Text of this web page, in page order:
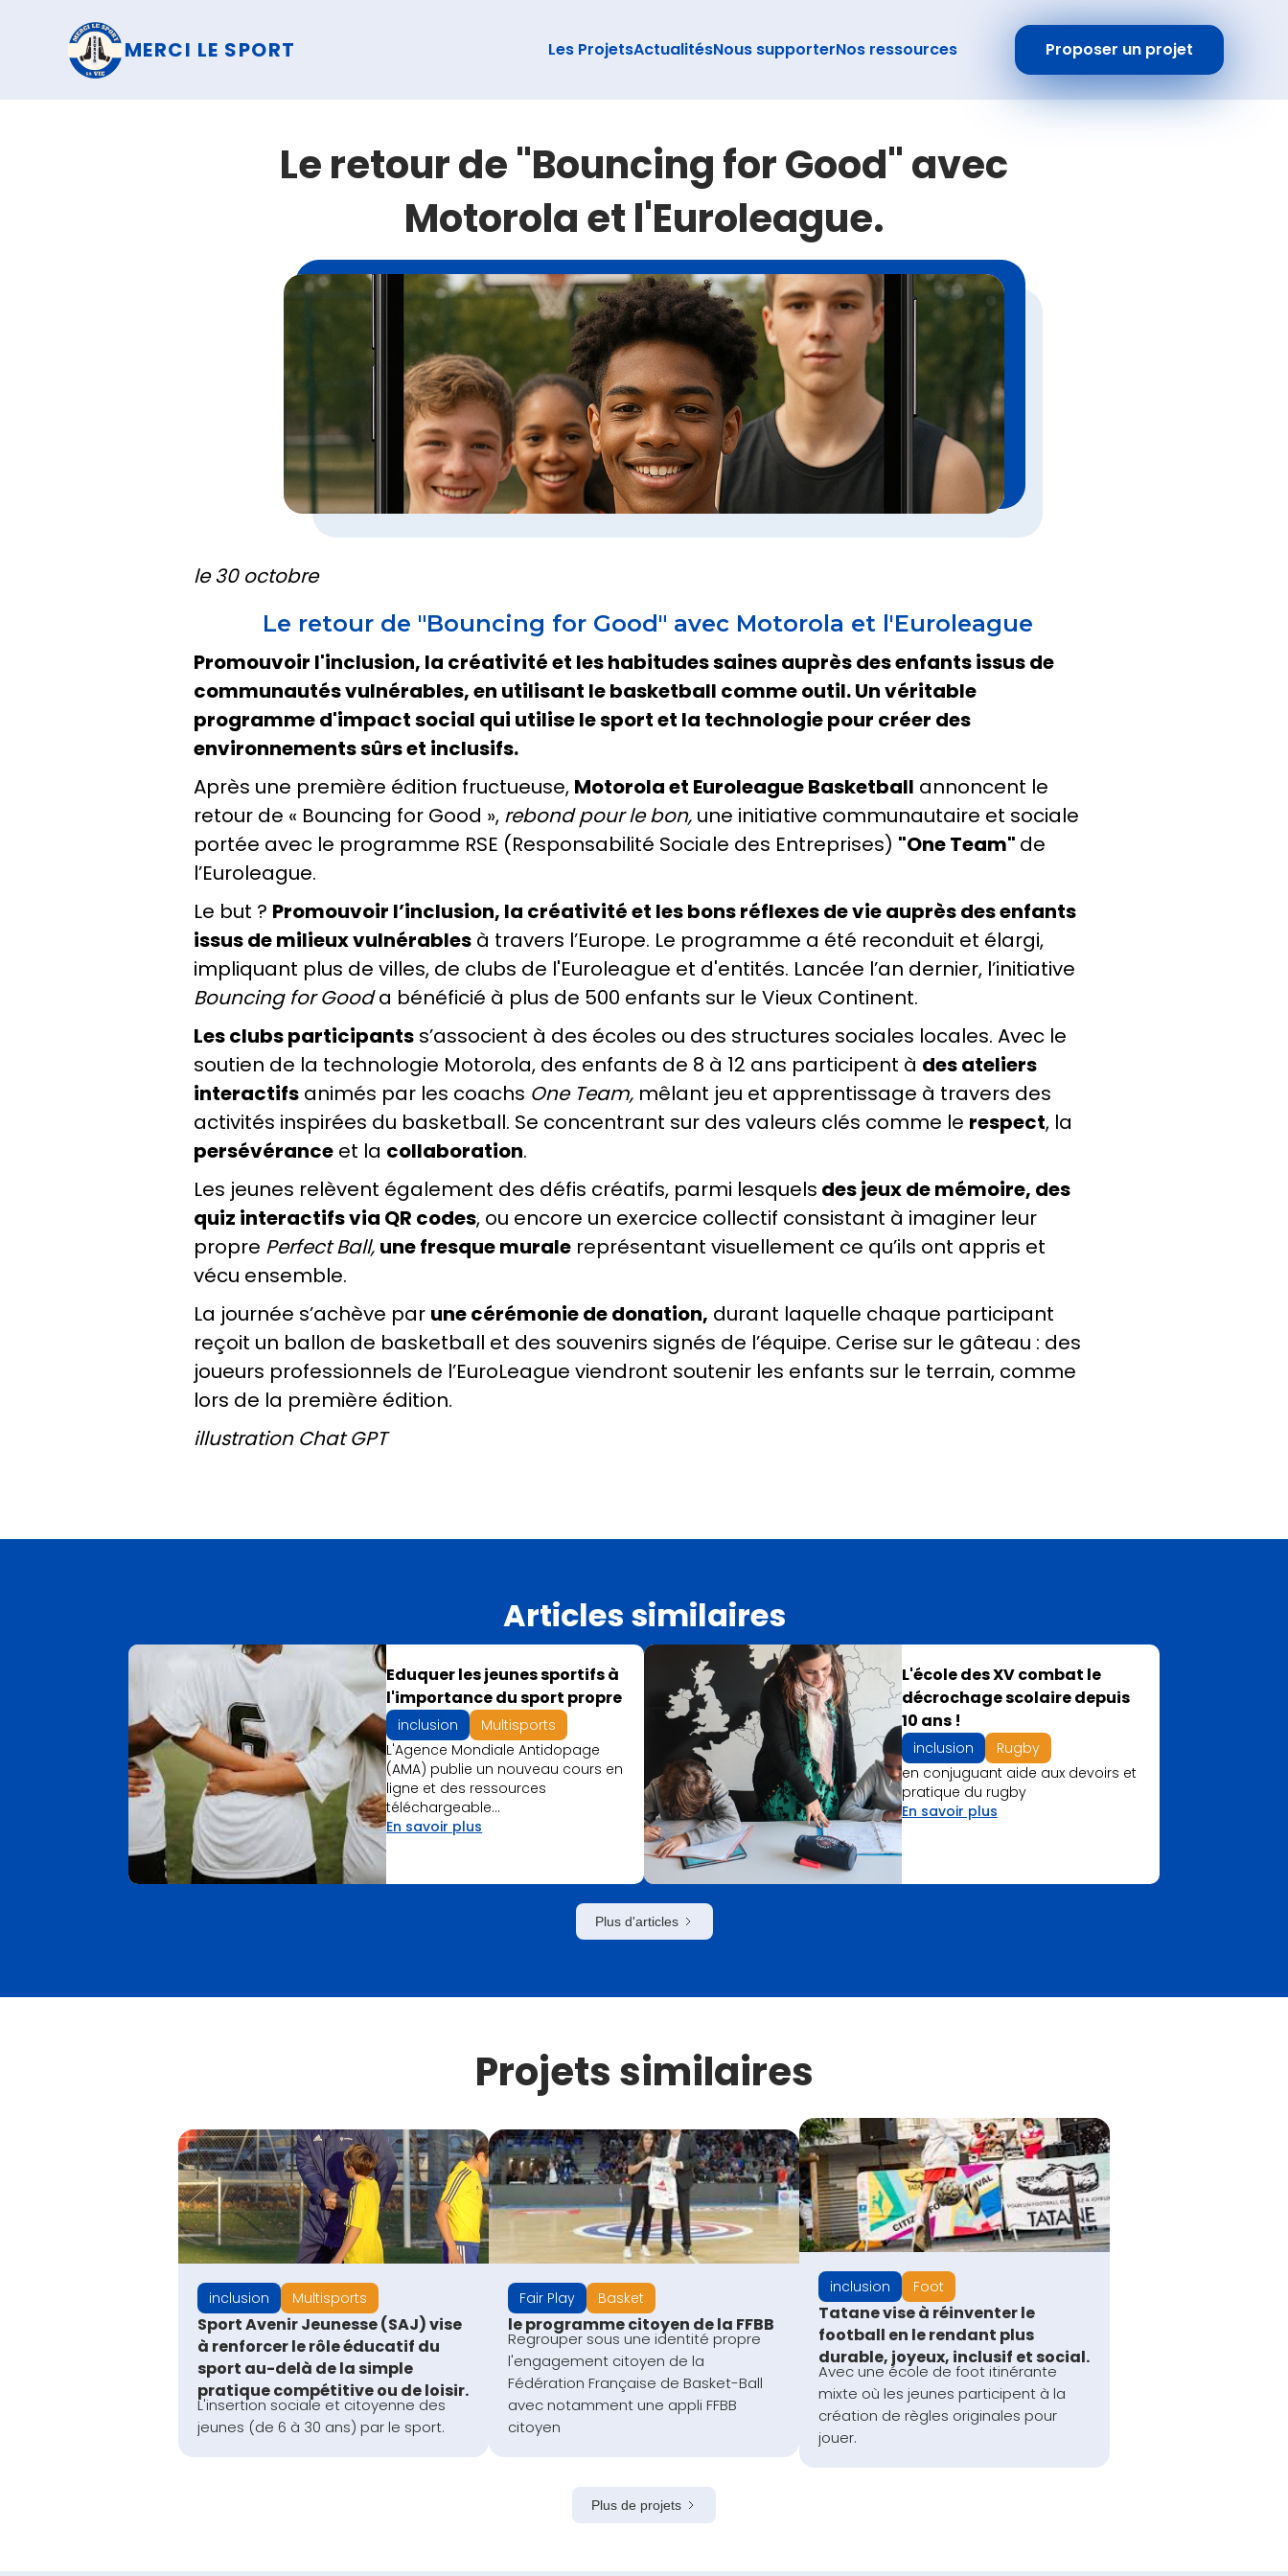
MERCI LE SPORT Les ProjetsActualitésNous supporterNos ressources Proposer un projet
Le retour de "Bouncing for Good" avec
Motorola et l'Euroleague.
le 30 octobre
Le retour de "Bouncing for Good" avec Motorola et l'Euroleague
Promouvoir l'inclusion, la créativité et les habitudes saines auprès des enfants issus de
communautés vulnérables, en utilisant le basketball comme outil. Un véritable
programme d'impact social qui utilise le sport et la technologie pour créer des
environnements sûrs et inclusifs.
Après une première édition fructueuse, Motorola et Euroleague Basketball annoncent le
retour de « Bouncing for Good », rebond pour le bon, une initiative communautaire et sociale
portée avec le programme RSE (Responsabilité Sociale des Entreprises) "One Team" de
l’Euroleague.
Le but ? Promouvoir l’inclusion, la créativité et les bons réflexes de vie auprès des enfants
issus de milieux vulnérables à travers l’Europe. Le programme a été reconduit et élargi,
impliquant plus de villes, de clubs de l'Euroleague et d'entités. Lancée l’an dernier, l’initiative
Bouncing for Gooda bénéficié à plus de 500 enfants sur le Vieux Continent.
Les clubs participants s’associent à des écoles ou des structures sociales locales. Avec le
soutien de la technologie Motorola, des enfants de 8 à 12 ans participent à des ateliers
interactifs animés par les coachs One Team, mêlant jeu et apprentissage à travers des
activités inspirées du basketball. Se concentrant sur des valeurs clés comme le respect, la
persévérance et la collaboration.
Les jeunes relèvent également des défis créatifs, parmi lesquels des jeux de mémoire, des
quiz interactifs via QR codes, ou encore un exercice collectif consistant à imaginer leur
propre Perfect Ball, une fresque murale représentant visuellement ce qu’ils ont appris et
vécu ensemble.
La journée s’achève par une cérémonie de donation, durant laquelle chaque participant
reçoit un ballon de basketball et des souvenirs signés de l’équipe. Cerise sur le gâteau : des
joueurs professionnels de l’EuroLeague viendront soutenir les enfants sur le terrain, comme
lors de la première édition.
illustration Chat GPT
Articles similaires
Eduquer les jeunes sportifs à
l'importance du sport propre
inclusion
Multisports
L'Agence Mondiale Antidopage
(AMA) publie un nouveau cours en
ligne et des ressources
téléchargeable...
En savoir plus
L'école des XV combat le
décrochage scolaire depuis
10 ans !
inclusion
Rugby
en conjuguant aide aux devoirs et
pratique du rugby
En savoir plus
Plus d'articles
Projets similaires
inclusion Multisports
Sport Avenir Jeunesse (SAJ) vise
à renforcer le rôle éducatif du
sport au-delà de la simple
pratique compétitive ou de loisir.
L'insertion sociale et citoyenne des
jeunes (de 6 à 30 ans) par le sport.
Fair Play Basket
le programme citoyen de la FFBB
Regrouper sous une identité propre
l'engagement citoyen de la
Fédération Française de Basket-Ball
avec notamment une appli FFBB
citoyen
inclusion Foot
Tatane vise à réinventer le
football en le rendant plus
durable, joyeux, inclusif et social.
Avec une école de foot itinérante
mixte où les jeunes participent à la
création de règles originales pour
jouer.
Plus de projets